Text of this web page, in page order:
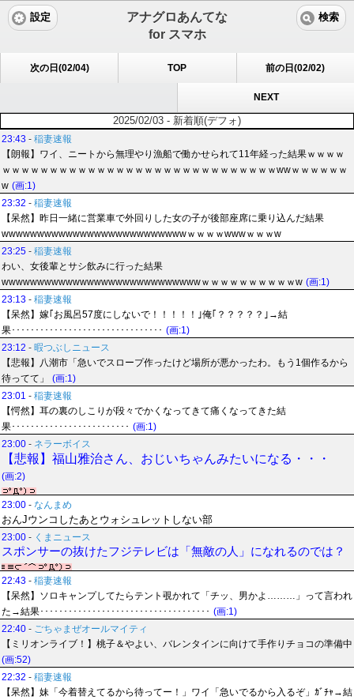
アナグロあんてな
for スマホ
設定 検索
次の日(02/04) TOP 前の日(02/02)
NEXT
2025/02/03 - 新着順(デフォ)
23:43 - 稲妻速報
【朗報】ワイ、ニートから無理やり漁船で働かせられて11年経った結果ｗｗｗｗ
ｗｗｗｗｗｗｗｗｗｗｗｗｗｗｗｗｗｗｗｗｗｗｗｗｗｗｗｗｗwwｗｗｗｗｗｗ
w (画:1)
23:32 - 稲妻速報
【呆然】昨日一緒に営業車で外回りした女の子が後部座席に乗り込んだ結果
wwwwwwwwwwwwwwwwwwwwwwwwwwｗｗｗｗwwwｗｗｗw
23:25 - 稲妻速報
わい、女後輩とサシ飲みに行った結果
wwwwwwwwwwwwwwwwwwwwwwwwwwwwｗｗｗｗｗｗｗｗｗｗw (画:1)
23:13 - 稲妻速報
【呆然】嫁｢お風呂57度にしないで！！！！！｣俺｢？？？？？｣→結
果････････････････････････････････ (画:1)
23:12 - 暇つぶしニュース
【悲報】八潮市「急いでスロープ作ったけど場所が悪かったわ。もう1個作るから
待ってて」
(画:1)
23:01 - 稲妻速報
【愕然】耳の裏のしこりが段々でかくなってきて痛くなってきた結
果･････････････････････････ (画:1)
23:00 - ネラーボイス
【悲報】福山雅治さん、おじいちゃんみたいになる・・・
(画:2)
23:00 - なんまめ
おんJウンコしたあとウォシュレットしない部
23:00 - くまニュース
スポンサーの抜けたフジテレビは「無敵の人」になれるのでは？
22:43 - 稲妻速報
【呆然】ソロキャンプしてたらテント覗かれて「チッ、男かよ………」って言われ
た→結果････････････････････････････････････ (画:1)
22:40 - ごちゃまぜオールマイティ
【ミリオンライブ！】桃子＆やよい、バレンタインに向けて手作りチョコの準備中
(画:52)
22:32 - 稲妻速報
【呆然】妹「今着替えてるから待ってー！」ワイ「急いでるから入るぞ」ｶﾞﾁｬ→結